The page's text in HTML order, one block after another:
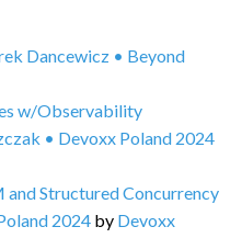
Dancewicz • Beyond
w/Observability
• Devoxx Poland 2024
Structured Concurrency
2024 by Devoxx